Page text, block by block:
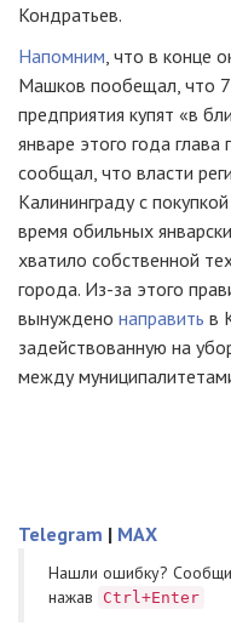
Кондратьев.
Напомним, что в конце
Машков пообещал, что
предприятия купят «в
январе этого года
сообщал, что власти
Калининграду с
время обильных
хватило собственной
города. Из-за этого
вынуждено направить в
задействованную на
между
Telegram | MAX
Нашли ошибку?
нажав
Ctrl+Enter